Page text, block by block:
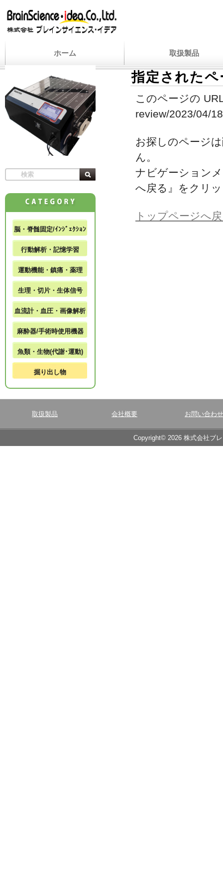
ホーム 取扱製品
指定された
このページの
review/2023/04/
お探しのページ
ん。
ナビゲーション
へ戻る』をクリ
トップページへ
脳・脊髄固定/ｲﾝｼﾞｪｸｼｮﾝ
行動解析・記憶学習
運動機能・鎮痛・薬理
生理・切片・生体信号
血流計・血圧・画像解析
麻酔器/手術時使用機器
魚類・生物(代謝･運動)
掘り出し物
取扱製品 会社概要 お問い合わせ
Copyright© 2026 株式会社ブ